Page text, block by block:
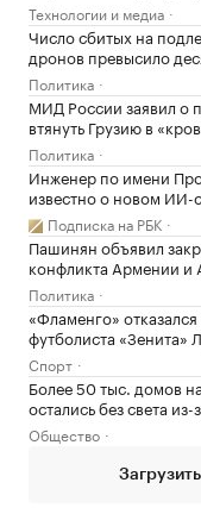
Технологии и медиа
Число сбитых на
дронов превысило
Политика
МИД России заявил о
втянуть Грузию в
Политика
Инженер по имени
известно о новом ИИ-
Подписка на РБК
Пашинян объявил
конфликта Армении и
Политика
«Фламенго»
футболиста «Зенита»
Спорт
Более 50 тыс. домов
остались без света из-
Общество